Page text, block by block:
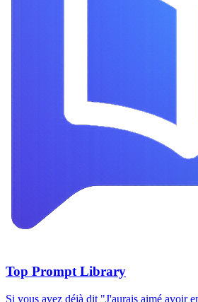
Top Prompt Library
Si vous avez déjà dit "J'aurais aimé avoir